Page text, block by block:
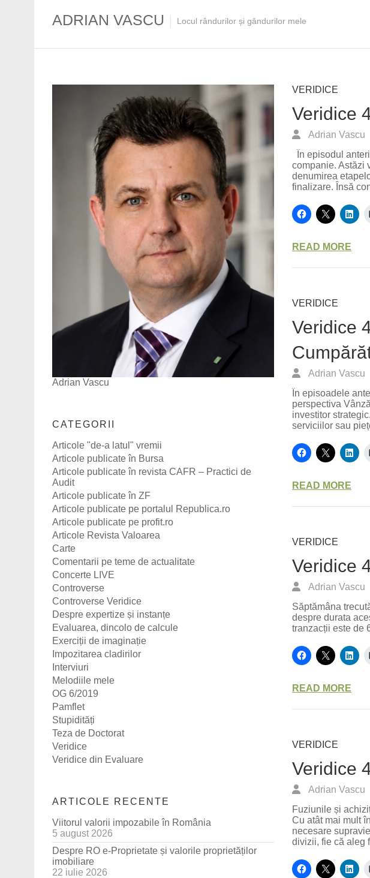
ADRIAN VASCU Locul rândurilor și gândurilor mele
VERIDICE
Veridice
Adrian Vascu
În episodul
companie. Astăzi
denumirea
finalizare. Însă
READ MORE
VERIDICE
Veridice
Adrian Vascu
În episoadele
perspectiva
investitor
serviciilor sau
READ MORE
VERIDICE
Veridice
Adrian Vascu
Săptămâna
despre durata
tranzacții este de
READ MORE
VERIDICE
Veridice
Adrian Vascu
Fuziunile și
Cu atât mai mult
necesare
divizii, fie că aleg
Adrian Vascu
CATEGORII
Articole "de-a latul" vremii
Articole publicate în Bursa
Articole publicate în revista CAFR – Practici de
Audit
Articole publicate în ZF
Articole publicate pe portalul Republica.ro
Articole publicate pe profit.ro
Articole Revista Valoarea
Carte
Comentarii pe teme de actualitate
Concerte LIVE
Controverse
Controverse Veridice
Despre expertize și instanțe
Evaluarea, dincolo de calcule
Exerciții de imaginație
Impozitarea cladirilor
Interviuri
Melodiile mele
OG 6/2019
Pamflet
Stupidități
Teza de Doctorat
Veridice
Veridice din Evaluare
ARTICOLE RECENTE
Viitorul valorii impozabile în România
5 august 2026
Despre RO e-Proprietate și valorile proprietăților
imobiliare
22 iulie 2026